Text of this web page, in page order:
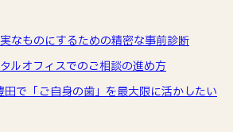
なものにするための精密な事前診断
ルオフィスでのご相談の進め方
田で「ご自身の歯」を最大限に活かしたい